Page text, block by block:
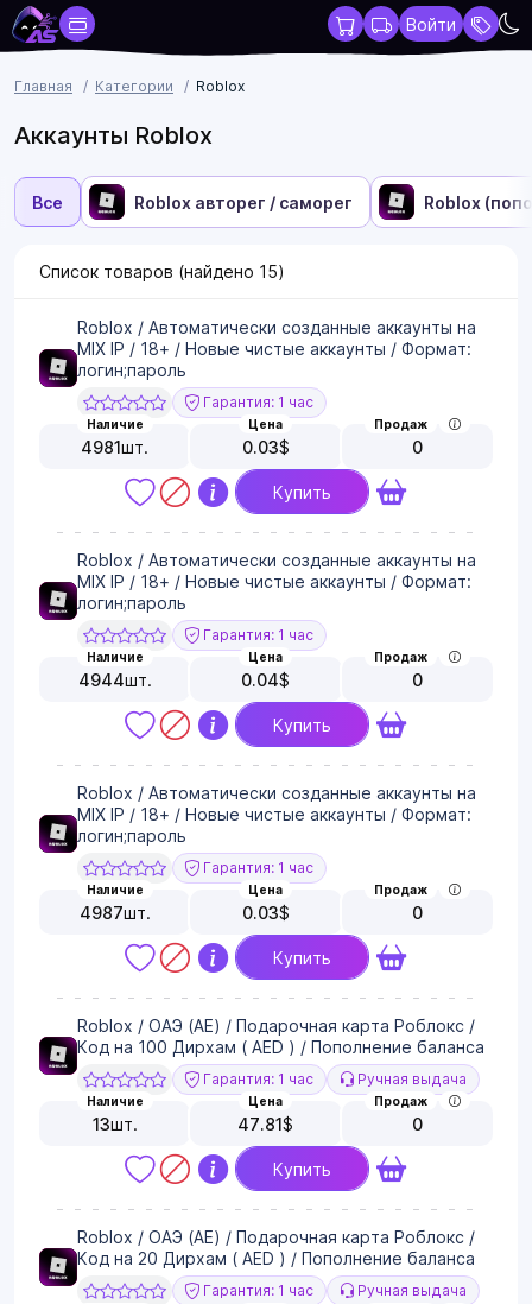
Войти
Главная Категории Roblox
Аккаунты Roblox
Все Roblox авторег / саморег Roblox
Список товаров (найдено 15)
Roblox / Автоматически созданные аккаунты на
MIX IP / 18+ / Новые чистые аккаунты / Формат:
логин;пароль
Гарантия: 1 час
Наличие
4981шт.
Цена
0.03$
Продаж
0
Купить
Roblox / Автоматически созданные аккаунты на
MIX IP / 18+ / Новые чистые аккаунты / Формат:
логин;пароль
Гарантия: 1 час
Наличие
4944шт.
Цена
0.04$
Продаж
0
Купить
Roblox / Автоматически созданные аккаунты на
MIX IP / 18+ / Новые чистые аккаунты / Формат:
логин;пароль
Гарантия: 1 час
Наличие
4987шт.
Цена
0.03$
Продаж
0
Купить
Roblox / ОАЭ (AE) / Подарочная карта Роблокс /
Код на 100 Дирхам ( AED ) / Пополнение баланса
Гарантия: 1 час Ручная выдача
Наличие
13шт.
Цена
47.81$
Продаж
0
Купить
Roblox / ОАЭ (AE) / Подарочная карта Роблокс /
Код на 20 Дирхам ( AED ) / Пополнение баланса
Гарантия: 1 час Ручная выдача